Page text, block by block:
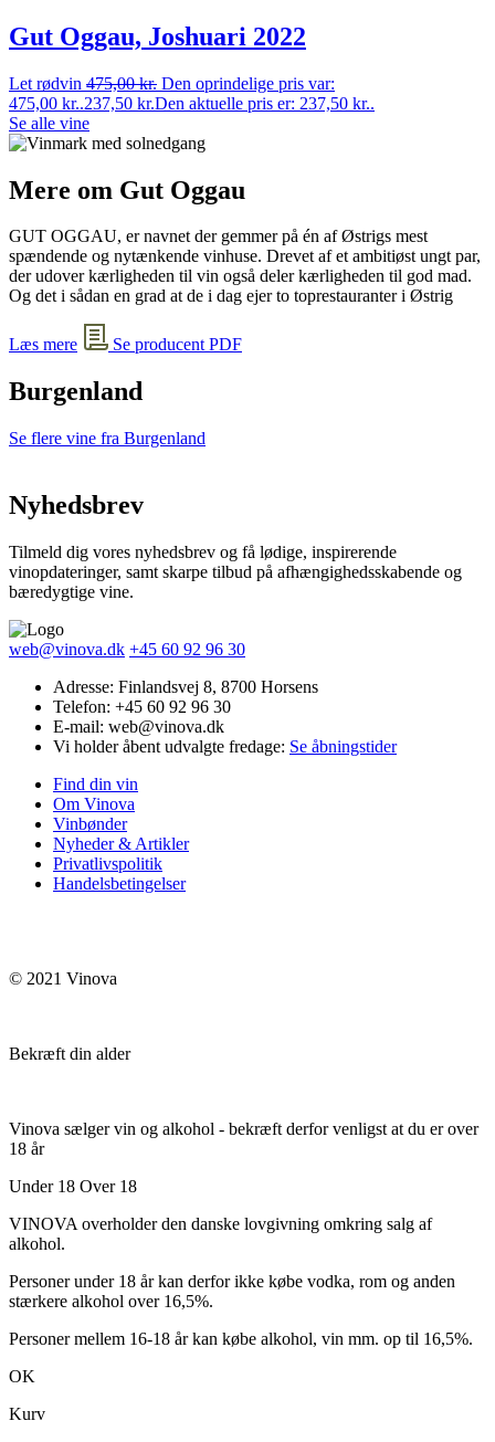
Gut Oggau, Joshuari 2022
Let rødvin 475,00kr. Den oprindelige pris var:
475,00 kr..237,50 kr.Den aktuelle pris er: 237,50 kr..
Se alle vine
Mere om Gut Oggau
GUT OGGAU, er navnet der gemmer på én af Østrigs mest
spændende og nytænkende vinhuse. Drevet af et ambitiøst ungt par,
der udover kærligheden til vin også deler kærligheden til god mad.
Og det i sådan en grad at de i dag ejer to toprestauranter i Østrig
Læs mere Se producent PDF
Burgenland
Se flere vine fra Burgenland
Nyhedsbrev
Tilmeld dig vores nyhedsbrev og få lødige, inspirerende
vinopdateringer, samt skarpe tilbud på afhængighedsskabende og
bæredygtige vine.
web@vinova.dk +45 60 92 96 30
Adresse: Finlandsvej 8, 8700 Horsens
Telefon: +45 60 92 96 30
E-mail: web@vinova.dk
Vi holder åbent udvalgte fredage: Se åbningstider
Find din vin
Om Vinova
Vinbønder
Nyheder & Artikler
Privatlivspolitik
Handelsbetingelser
© 2021 Vinova
Bekræft din alder
Vinova sælger vin og alkohol - bekræft derfor venligst at du er over
18 år
Under 18 Over 18
VINOVA overholder den danske lovgivning omkring salg af
alkohol.
Personer under 18 år kan derfor ikke købe vodka, rom og anden
stærkere alkohol over 16,5%.
Personer mellem 16-18 år kan købe alkohol, vin mm. op til 16,5%.
OK
Kurv